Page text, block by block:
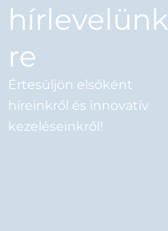
hírlevelünk
re
Értesüljön elsőként
híreinkről és innovatív
kezeléseinkről!